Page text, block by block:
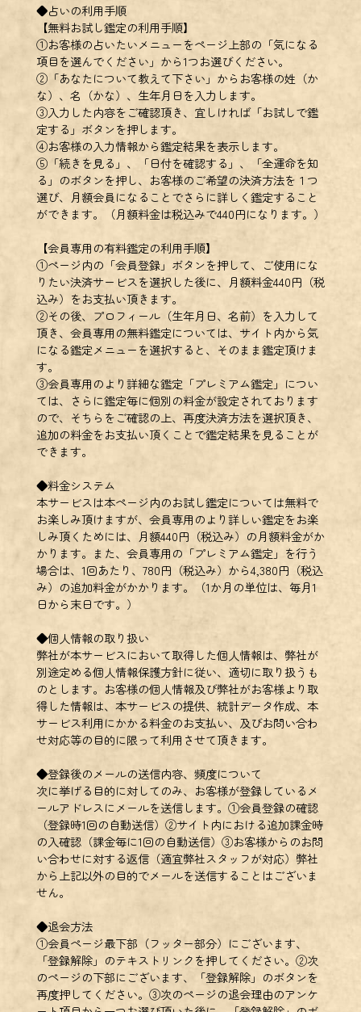
◆占いの利用手順
【無料お試し鑑定の利用手順】
①お客様の占いたいメニューをページ上部の「気になる
項目を選んでください」から1つお選びください。
②「あなたについて教えて下さい」からお客様の姓（か
な）、名（かな）、生年月日を入力します。
③入力した内容をご確認頂き、宜しければ「お試しで鑑
定する」ボタンを押します。
④お客様の入力情報から鑑定結果を表示します。
⑤「続きを見る」、「日付を確認する」、「全運命を知
る」のボタンを押し、お客様のご希望の決済方法を１つ
選び、月額会員になることでさらに詳しく鑑定すること
ができます。（月額料金は税込みで440円になります。）
【会員専用の有料鑑定の利用手順】
①ページ内の「会員登録」ボタンを押して、ご使用にな
りたい決済サービスを選択した後に、月額料金440円（税
込み）をお支払い頂きます。
②その後、プロフィール（生年月日、名前）を入力して
頂き、会員専用の無料鑑定については、サイト内から気
になる鑑定メニューを選択すると、そのまま鑑定頂けま
す。
③会員専用のより詳細な鑑定「プレミアム鑑定」につい
ては、さらに鑑定毎に個別の料金が設定されております
ので、そちらをご確認の上、再度決済方法を選択頂き、
追加の料金をお支払い頂くことで鑑定結果を見ることが
できます。
◆料金システム
本サービスは本ページ内のお試し鑑定については無料で
お楽しみ頂けますが、会員専用のより詳しい鑑定をお楽
しみ頂くためには、月額440円（税込み）の月額料金がか
かります。また、会員専用の「プレミアム鑑定」を行う
場合は、1回あたり、780円（税込み）から4,380円（税込
み）の追加料金がかかります。（1か月の単位は、毎月1
日から末日です。）
◆個人情報の取り扱い
弊社が本サービスにおいて取得した個人情報は、弊社が
別途定める個人情報保護方針に従い、適切に取り扱うも
のとします。お客様の個人情報及び弊社がお客様より取
得した情報は、本サービスの提供、統計データ作成、本
サービス利用にかかる料金のお支払い、及びお問い合わ
せ対応等の目的に限って利用させて頂きます。
◆登録後のメールの送信内容、頻度について
次に挙げる目的に対してのみ、お客様が登録しているメ
ールアドレスにメールを送信します。①会員登録の確認
（登録時1回の自動送信）②サイト内における追加課金時
の入確認（課金毎に1回の自動送信）③お客様からのお問
い合わせに対する返信（適宜弊社スタッフが対応）弊社
から上記以外の目的でメールを送信することはございま
せん。
◆退会方法
①会員ページ最下部（フッター部分）にございます、
「登録解除」のテキストリンクを押してください。②次
のページの下部にございます、「登録解除」のボタンを
再度押してください。③次のページの退会理由のアンケ